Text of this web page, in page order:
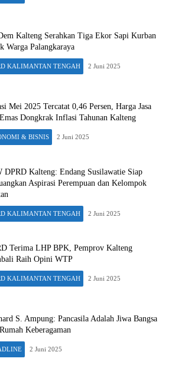
Kalteng Serahkan Tiga Ekor Sapi Kurban
Warga Palangkaraya
KALIMANTAN TENGAH 2 Juni 2025
Mei 2025 Tercatat 0,46 Persen, Harga Jasa
Dongkrak Inflasi Tahunan Kalteng
& BISNIS 2 Juni 2025
DPRD Kalteng: Endang Susilawatie Siap
Aspirasi Perempuan dan Kelompok
KALIMANTAN TENGAH 2 Juni 2025
Terima LHP BPK, Pemprov Kalteng
Raih Opini WTP
KALIMANTAN TENGAH 2 Juni 2025
S. Ampung: Pancasila Adalah Jiwa Bangsa
Keberagaman
2 Juni 2025